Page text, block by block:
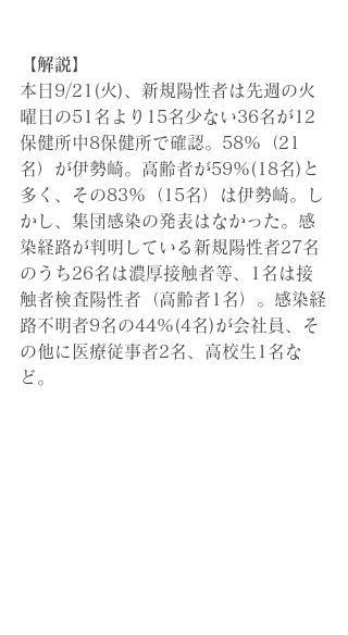
【解説】
本日9/21(火)
新規陽性者は先週の火
曜日の51名より15名少ない36名が12
保健所中8保健所で確認。58%（21
名）が伊勢崎。高齢者が59%(18名)と
多く、その83%（15名）は伊勢崎。し
かし、集団感染の発表はなかった。感
染経路が判明している新規陽性者27名
のうち26名は濃厚接触者等、1名は接
触者検査陽性者（高齢者1名）。感染経
路不明者9名の44%(4名)が会社員、そ
の他に医療従事者2名、高校生1名な
ど。